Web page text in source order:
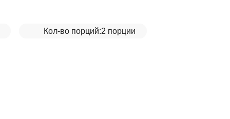
Кол-во порций:2 порции